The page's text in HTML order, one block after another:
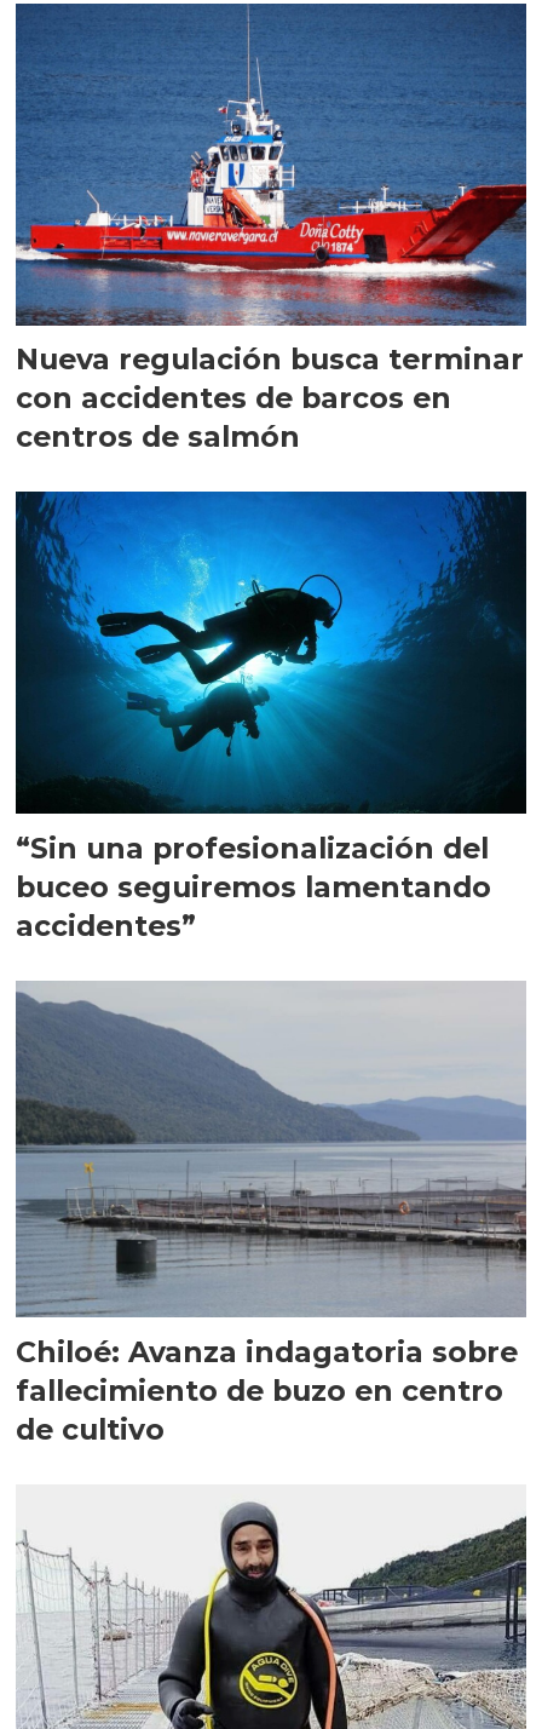
Nueva regulación busca terminar
con accidentes de barcos en
centros de salmón
“Sin una profesionalización del
buceo seguiremos lamentando
accidentes”
Chiloé: Avanza indagatoria sobre
fallecimiento de buzo en centro
de cultivo